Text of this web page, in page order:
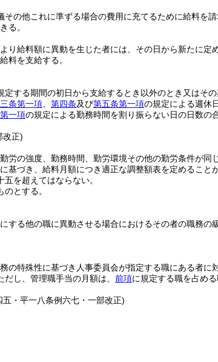
の他これに準ずる場合の費用に充てるために給料を
る。
り給料額に異動を生じた者には、その日から新たに定
料を支給する。
定する期間の初日から支給するとき以外のとき又はそ
条第一項 第四条及び第五条第一項の規定による週休
一項の規定による勤務時間を割り振らない日の日数の
改正)
労の強度、勤務時間、勤労環境その他の勤労条件が同
づき、給料月額につき適正な調整額表を定めること
を超えてはならない。
とする。
る他の職に異動させる場合におけるその者の職務の
特殊性に基づき人事委員会が指定する職にある者に
だし、管理職手当の月額は、 前項に規定する職を占め
・平一八条例六七・一部改正)